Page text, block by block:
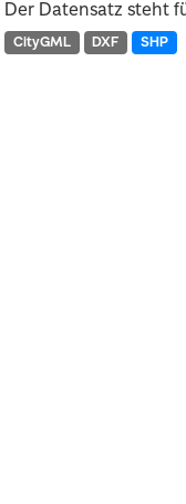
Der Datensatz steht
CityGML DXF SHP